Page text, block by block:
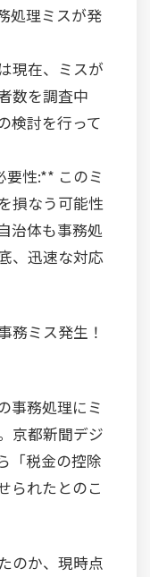
処理ミスが発
現在、ミスが
数を調査中
検討を行って
性:** このミ
損なう可能性
治体も事務処
、迅速な対応
務ミス発生！
事務処理にミ
京都新聞デジ
「税金の控除
られたとのこ
のか、現時点